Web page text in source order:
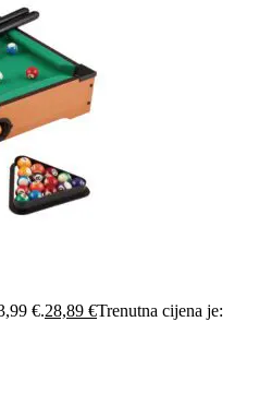
€.28,89 €Trenutna cijena je: